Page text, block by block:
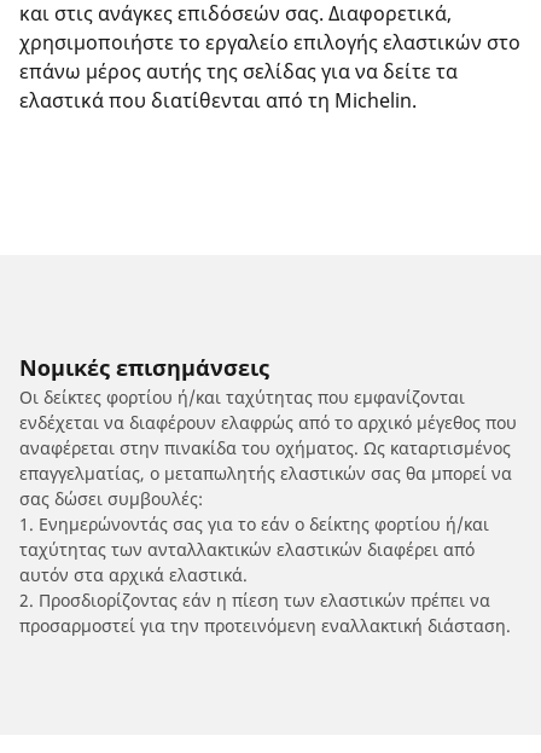
και στις ανάγκες επιδόσεών σας. Διαφορετικά,
χρησιμοποιήστε το εργαλείο επιλογής ελαστικών στο
επάνω μέρος αυτής της σελίδας για να δείτε τα
ελαστικά που διατίθενται από τη Michelin.
Νομικές επισημάνσεις
Οι δείκτες φορτίου ή/και ταχύτητας που εμφανίζονται
ενδέχεται να διαφέρουν ελαφρώς από το αρχικό μέγεθος που
αναφέρεται στην πινακίδα του οχήματος. Ως καταρτισμένος
επαγγελματίας, ο μεταπωλητής ελαστικών σας θα μπορεί να
σας δώσει συμβουλές:
1. Ενημερώνοντάς σας για το εάν ο δείκτης φορτίου ή/και
ταχύτητας των ανταλλακτικών ελαστικών διαφέρει από
αυτόν στα αρχικά ελαστικά.
2. Προσδιορίζοντας εάν η πίεση των ελαστικών πρέπει να
προσαρμοστεί για την προτεινόμενη εναλλακτική διάσταση.